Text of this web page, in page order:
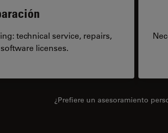
technical service, repairs,
licenses.
¿Prefiere un asesoramiento